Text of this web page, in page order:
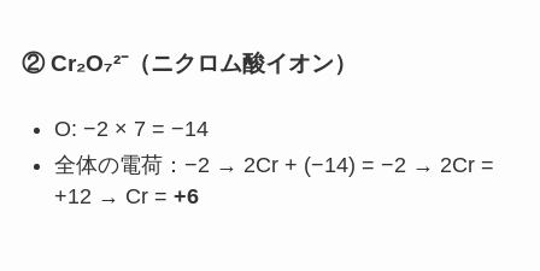
② Cr₂O₇²⁻（ニクロム酸イオン）
O: −2 × 7 = −14
全体の電荷：−2 → 2Cr + (−14) = −2 → 2Cr =
+12 → Cr = +6